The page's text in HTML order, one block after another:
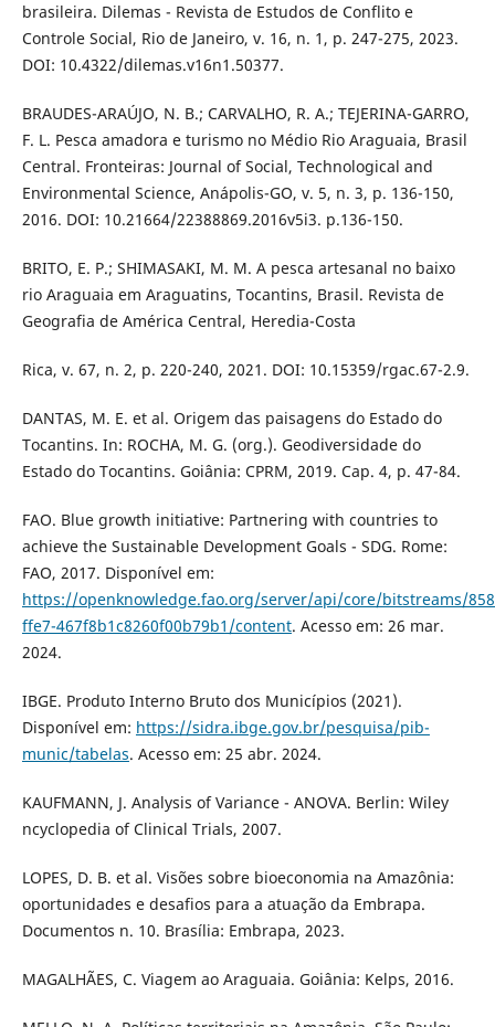
brasileira. Dilemas - Revista de Estudos de Conflito e
Controle Social, Rio de Janeiro, v. 16, n. 1, p. 247-275, 2023.
DOI: 10.4322/dilemas.v16n1.50377.
BRAUDES-ARAÚJO, N. B.; CARVALHO, R. A.; TEJERINA-GARRO,
F. L. Pesca amadora e turismo no Médio Rio Araguaia, Brasil
Central. Fronteiras: Journal of Social, Technological and
Environmental Science, Anápolis-GO, v. 5, n. 3, p. 136-150,
2016. DOI: 10.21664/22388869.2016v5i3. p.136-150.
BRITO, E. P.; SHIMASAKI, M. M. A pesca artesanal no baixo
rio Araguaia em Araguatins, Tocantins, Brasil. Revista de
Geografia de América Central, Heredia-Costa
Rica, v. 67, n. 2, p. 220-240, 2021. DOI: 10.15359/rgac.67-2.9.
DANTAS, M. E. et al. Origem das paisagens do Estado do
Tocantins. In: ROCHA, M. G. (org.). Geodiversidade do
Estado do Tocantins. Goiânia: CPRM, 2019. Cap. 4, p. 47-84.
FAO. Blue growth initiative: Partnering with countries to
achieve the Sustainable Development Goals - SDG. Rome:
FAO, 2017. Disponível em:
https://openknowledge.fao.org/server/api/core/bitstreams/
ffe7-467f8b1c8260f00b79b1/content. Acesso em: 26 mar.
2024.
IBGE. Produto Interno Bruto dos Municípios (2021).
Disponível em: https://sidra.ibge.gov.br/pesquisa/pib-
munic/tabelas. Acesso em: 25 abr. 2024.
KAUFMANN, J. Analysis of Variance - ANOVA. Berlin: Wiley
ncyclopedia of Clinical Trials, 2007.
LOPES, D. B. et al. Visões sobre bioeconomia na Amazônia:
oportunidades e desafios para a atuação da Embrapa.
Documentos n. 10. Brasília: Embrapa, 2023.
MAGALHÃES, C. Viagem ao Araguaia. Goiânia: Kelps, 2016.